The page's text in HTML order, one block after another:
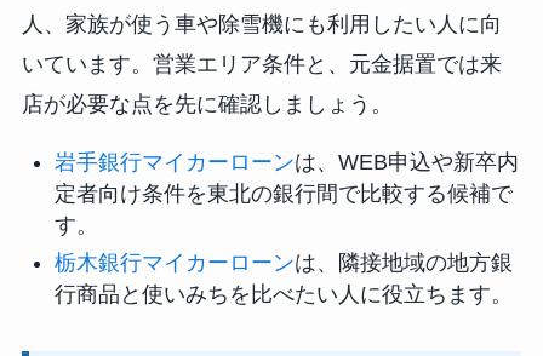
人、家族が使う車や除雪機にも利用したい人に向
いています。営業エリア条件と、元金据置では来
店が必要な点を先に確認しましょう。
岩手銀行マイカーローンは、WEB申込や新卒内
定者向け条件を東北の銀行間で比較する候補で
す。
栃木銀行マイカーローンは、隣接地域の地方銀
行商品と使いみちを比べたい人に役立ちます。